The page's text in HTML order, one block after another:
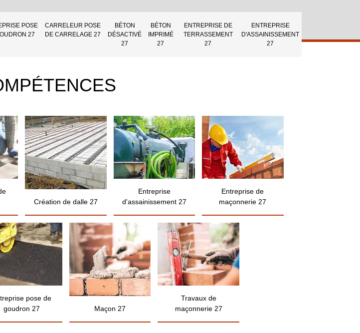
POSE
27
CARRELEUR POSE
DE CARRELAGE 27
BÉTON
DÉSACTIVÉ
27
BÉTON
IMPRIMÉ
27
ENTREPRISE DE
TERRASSEMENT
27
ENTREPRISE
D'ASSAINISSEMENT
27
Création de dalle 27
Entreprise
d'assainissement 27
Entreprise de
maçonnerie 27
pose de
goudron 27
Maçon 27
Travaux de
maçonnerie 27